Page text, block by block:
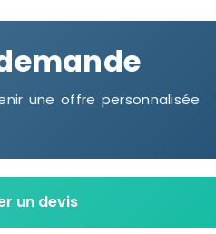
une offre personnalisée
un devis